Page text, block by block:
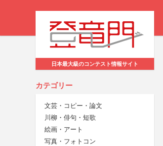
日本最大級のコンテスト情報サイト
カテゴリー
文芸・コピー・論文
川柳・俳句・短歌
絵画・アート
写真・フォトコン